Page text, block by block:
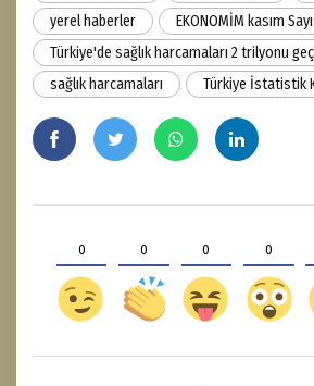
yerel haberler
EKONOMİM kasım
Türkiye'de sağlık harcamaları 2 trilyonu
sağlık harcamaları
Türkiye İstatistik
0 0 0 0